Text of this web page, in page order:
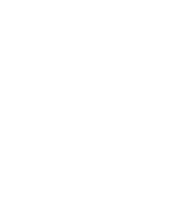
Asimismo, el
toda la
Administración
Cartuja,
permanece
Sostenibilidad